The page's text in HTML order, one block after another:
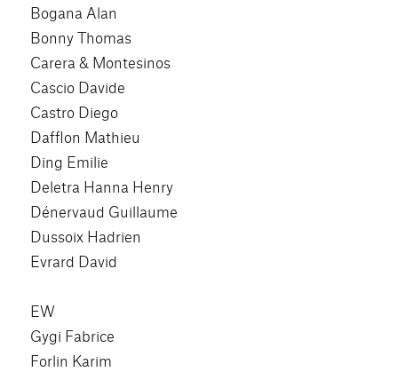
Bogana Alan
Bonny Thomas
Carera & Montesinos
Cascio Davide
Castro Diego
Dafflon Mathieu
Ding Emilie
Deletra Hanna Henry
Dénervaud Guillaume
Dussoix Hadrien
Evrard David
EW
Gygi Fabrice
Forlin Karim